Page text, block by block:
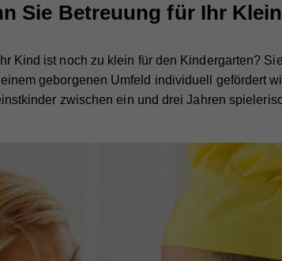
Sie Betreuung für Ihr
Kind ist noch zu klein für den Kindergarten?
geborgenen Umfeld individuell gefördert
zwischen ein und drei Jahren